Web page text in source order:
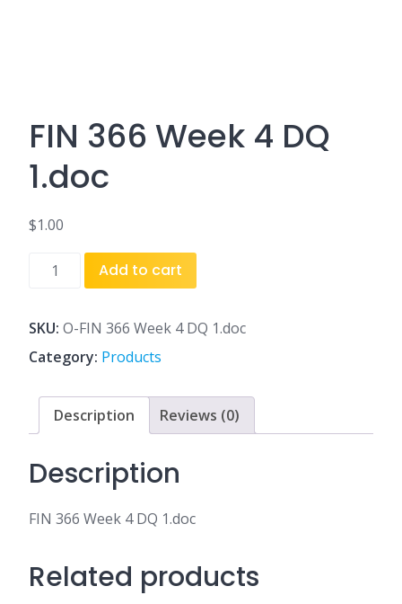
FIN 366 Week 4 DQ
1.doc
$1.00
4
DQ
quantity
Add to cart
SKU: O-FIN 366 Week 4 DQ 1.doc
Category: Products
Description Reviews (0)
Description
FIN 366 Week 4 DQ 1.doc
Related products